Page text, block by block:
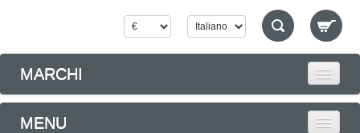
MARCHI
MENU